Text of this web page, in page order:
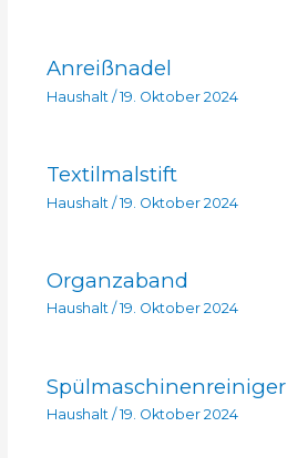
Anreißnadel
Haushalt / 19. Oktober 2024
Textilmalstift
Haushalt /19. Oktober 2024
Organzaband
Haushalt/ 19. Oktober 2024
Spülmaschinenreiniger
Haushalt/ 19. Oktober 2024